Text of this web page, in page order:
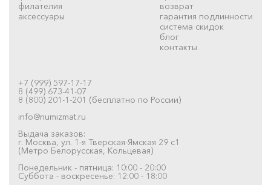
филателия
аксессуары
возврат
гарантия подлинности
система скидок
блог
контакты
+7 (999) 597-17-17
8 (499) 673-41-07
8 (800) 201-1-201 (бесплатно по России)
info@numizmat.ru
Выдача заказов:
г. Москва, ул. 1-я Тверская-Ямская 29 с1
(Метро Белорусская, Кольцевая)
Понедельник - пятница: 10:00 - 20:00
Суббота - воскресенье: 12:00 - 18:00